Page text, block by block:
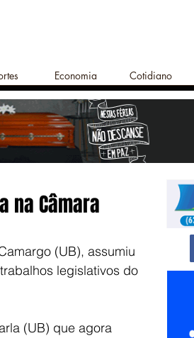
Economia Cotidiano
na Câmara
(UB), assumiu
legislativos do
(UB) que agora